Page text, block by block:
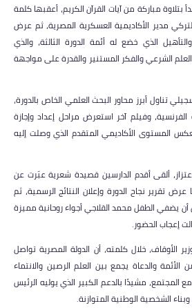
بتلاوة مباركة من آيات القرآن الكريم، أعقبها كلمة
مدير الأكاديمية العسكرية المصرية، ثم عرض
الذي خضع له أئمة الدورة الثالثة، والذي
الشرعي والفكر المستنير والقدرة على مواجهة
تناول أبرز محاور البحث العلمي الخاص بالدورة،
وفيلم آخر استعرض مراحل إعداد وإجازة
المستوى الأكاديمي المتقدم الذي وصلت إليه
ألقى أقدم الدارسين قصيدة شعرية عبّرت عن
عرض تقرير نجاح الدورة وإعلان النتائج الرسمية، ثم
يضفي الطفل محمد القلاجي أجواء روحانية مميزة
إعجاب الحضور.
الأوقاف، خلال كلمته، أن الدولة المصرية تواصل
والدعاة يجمع بين العلم الرصين والانتماء
المجتمع، مشيدًا بالدعم الكبير الذي يوليه الرئيس
الشخصية الوطنية المتوازنة.